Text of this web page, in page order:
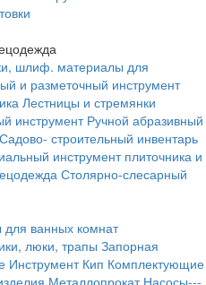
шлиф. материалы для
и разметочный инструмент
Лестницы и стремянки
инструмент Ручной абразивный
Садово- строительный инвентарь
инструмент плиточника и
Столярно-слесарный
для ванных комнат
люки, трапы Запорная
Инструмент Кип Комплектующие
Металлопрокат Насосы---